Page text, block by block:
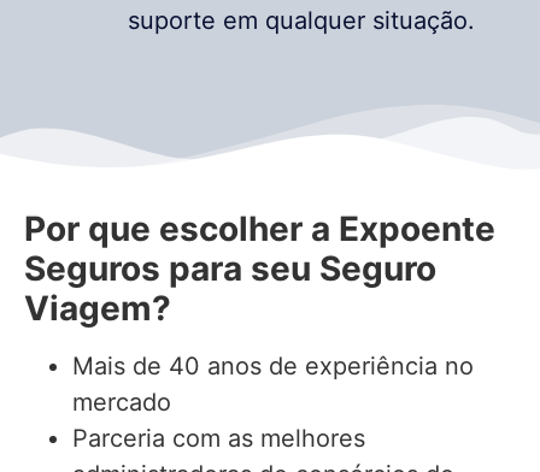
suporte em qualquer situação.
Por que escolher a Expoente
Seguros para seu Seguro
Viagem?
Mais de 40 anos de experiência no
mercado
Parceria com as melhores